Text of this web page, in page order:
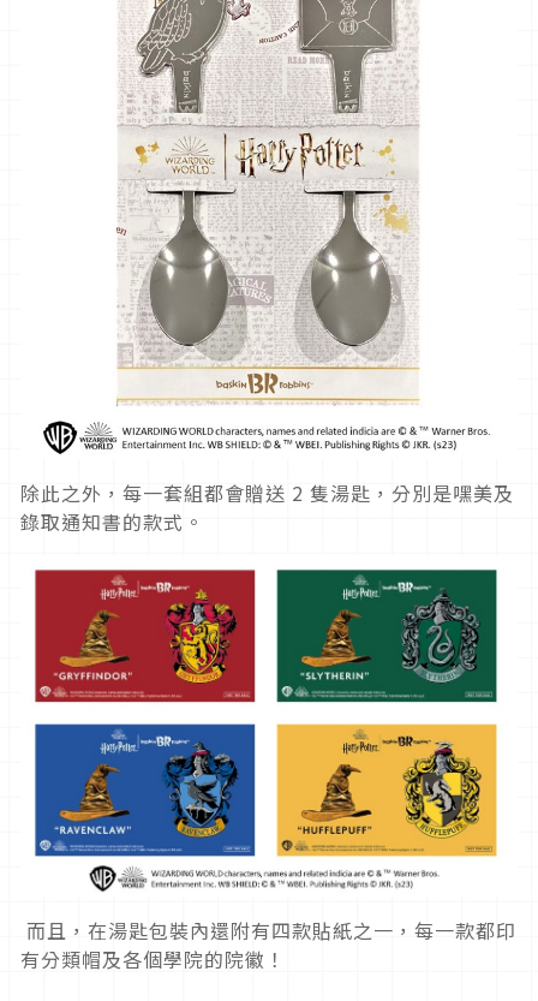
除此之外，每一套組都會贈送 2 隻湯匙，分別是嘿美及
錄取通知書的款式。
而且，在湯匙包裝內還附有四款貼紙之一，每一款都印
有分類帽及各個學院的院徽！